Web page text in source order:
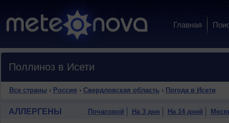
Главная
Поллиноз в Исети
Все страны › Россия › Свердловская область › Погода в Исети
АЛЛЕРГЕНЫ Почасовой На 3 дня На 14 дней